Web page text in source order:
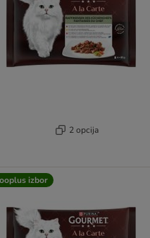
2 opcija
izbor